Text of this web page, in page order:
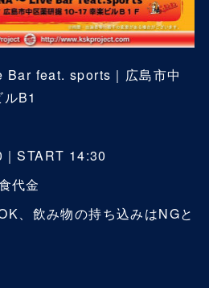
Bar feat. sports｜ 広島市中
B1
｜START 14:30
代金
、飲み物の持ち込みはNGと